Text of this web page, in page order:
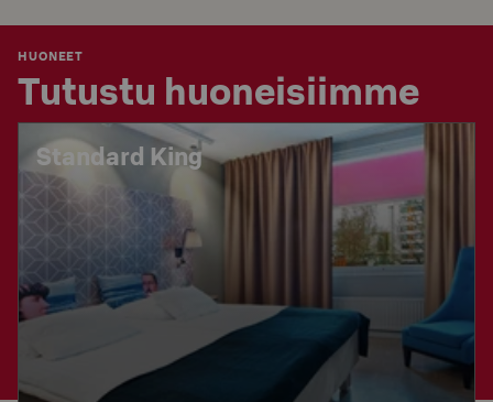
HUONEET
Tutustu huoneisiimme
Standard King